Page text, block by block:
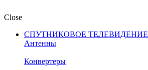
Close
СПУТНИКОВОЕ ТЕЛЕВИДЕНИЕ
Антенны
Конвертеры